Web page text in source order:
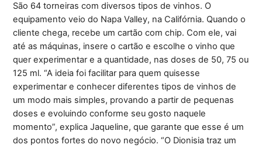
São 64 torneiras com diversos tipos de vinhos. O
equipamento veio do Napa Valley, na Califórnia. Quando o
cliente chega, recebe um cartão com chip. Com ele, vai
até as máquinas, insere o cartão e escolhe o vinho que
quer experimentar e a quantidade, nas doses de 50, 75 ou
125 ml. “A ideia foi facilitar para quem quisesse
experimentar e conhecer diferentes tipos de vinhos de
um modo mais simples, provando a partir de pequenas
doses e evoluindo conforme seu gosto naquele
momento”, explica Jaqueline, que garante que esse é um
dos pontos fortes do novo negócio. “O Dionisia traz um